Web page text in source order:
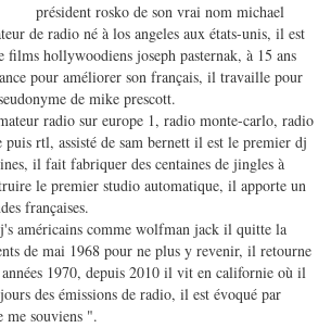
président rosko de son vrai nom michael
de radio né à los angeles aux états-unis, il est
hollywoodiens joseph pasternak, à 15 ans
pour améliorer son français, il travaille pour
de mike prescott.
radio sur europe 1, radio monte-carlo, radio
rtl, assisté de sam bernett il est le premier dj
il fait fabriquer des centaines de jingles à
le premier studio automatique, il apporte un
françaises.
américains comme wolfman jack il quitte la
de mai 1968 pour ne plus y revenir, il retourne
années 1970, depuis 2010 il vit en californie où il
des émissions de radio, il est évoqué par
me souviens ".